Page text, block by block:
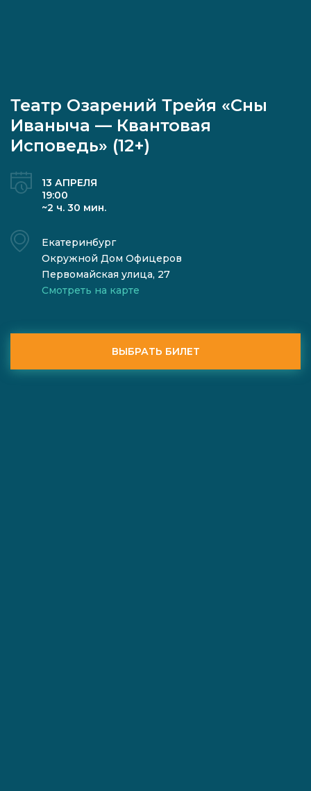
Театр Озарений Трейя «Сны
Иваныча — Квантовая
Исповедь» (12+)
13 АПРЕЛЯ
19:00
~2 ч. 30 мин.
Екатеринбург
Окружной Дом Офицеров
Первомайская улица, 27
Смотреть на карте
ВЫБРАТЬ БИЛЕТ